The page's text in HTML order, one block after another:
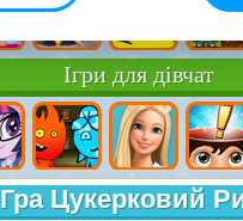
Ігри для дівчат
Гра Цукерковий